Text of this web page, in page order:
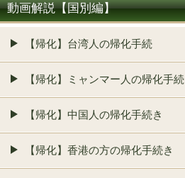
動画解説【国別編】
【帰化】台湾人の帰化手続
【帰化】ミャンマー人の帰化手続
【帰化】中国人の帰化手続き
【帰化】香港の方の帰化手続き